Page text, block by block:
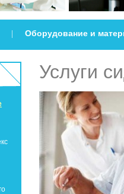
Оборудование и
Услуги